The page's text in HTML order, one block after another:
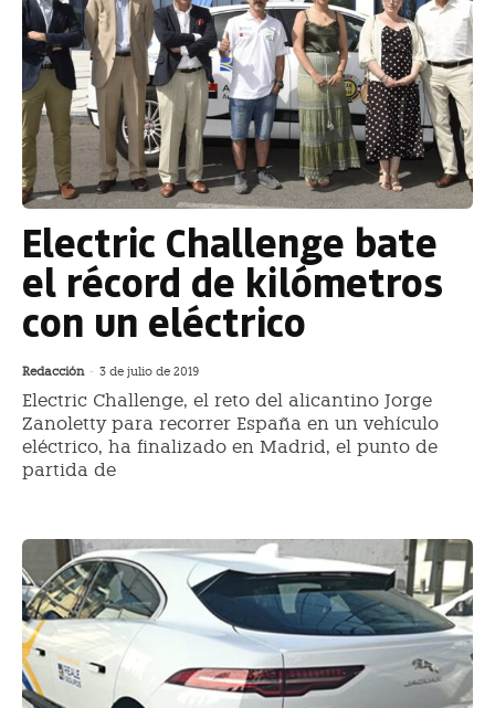
Electric Challenge bate
el récord de kilómetros
con un eléctrico
Redacción - 3 de julio de 2019
Electric Challenge, el reto del alicantino Jorge
Zanoletty para recorrer España en un vehículo
eléctrico, ha finalizado en Madrid, el punto de
partida de